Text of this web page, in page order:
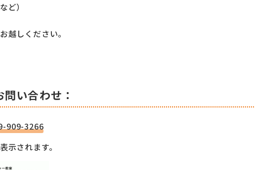
ど）
越しください。
い合わせ：
909-3266
示されます。